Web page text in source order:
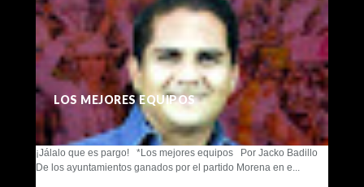
LOS MEJORES EQUIPOS
¡Jálalo que es pargo! *Los mejores equipos Por Jacko Badillo
De los ayuntamientos ganados por el partido Morena en e...